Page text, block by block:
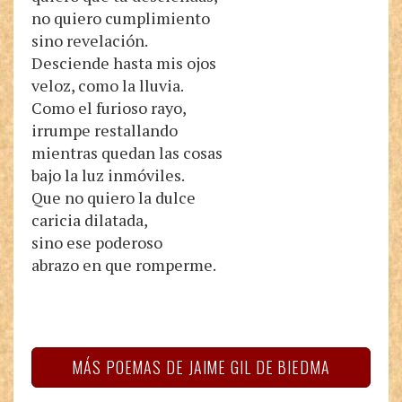
no quiero cumplimiento
sino revelación.
Desciende hasta mis ojos
veloz, como la lluvia.
Como el furioso rayo,
irrumpe restallando
mientras quedan las cosas
bajo la luz inmóviles.
Que no quiero la dulce
caricia dilatada,
sino ese poderoso
abrazo en que romperme.
MÁS POEMAS DE JAIME GIL DE BIEDMA